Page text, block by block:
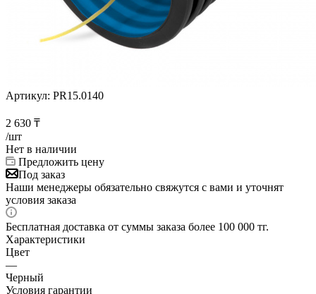
Артикул: PR15.0140
2 630 ₸
/шт
Нет в наличии
Предложить цену
Под заказ
Наши менеджеры обязательно свяжутся с вами и уточнят
условия заказа
Бесплатная доставка от суммы заказа более 100 000 тг.
Характеристики
Цвет
—
Черный
Условия гарантии